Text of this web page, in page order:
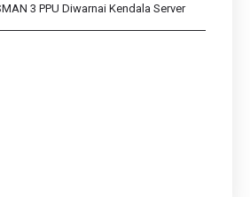
3 PPU Diwarnai Kendala Server